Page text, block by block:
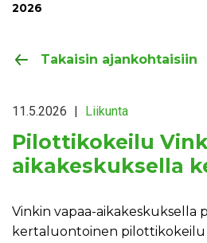
2026
Takaisin ajankohtaisiin
11.5.2026 | Liikunta
Pilottikokeilu
aikakeskuksella
Vinkin vapaa-aikakeskuksella
kertaluontoinen pilottikokeilu